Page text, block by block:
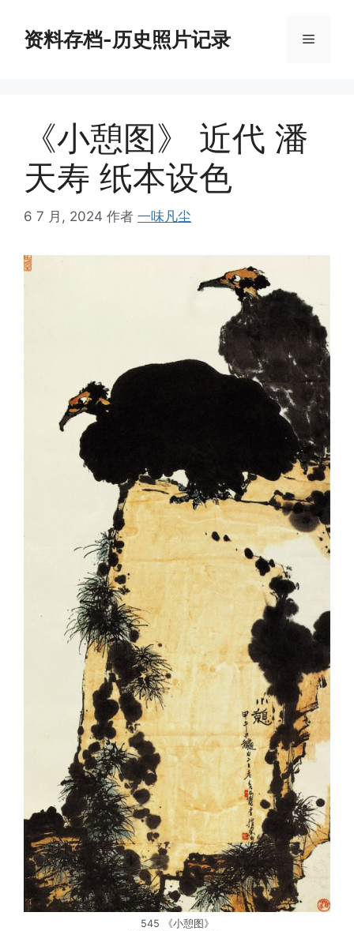
资料存档-历史照片记录 菜
《小憩图》 近代 潘
天寿 纸本设色
6 7 月, 2024 作者 一味凡尘
545 《小憩图》